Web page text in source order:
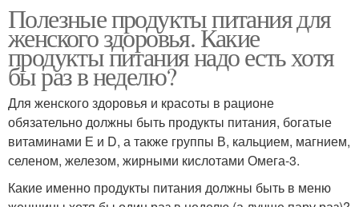
Полезные продукты питания для
женского здоровья. Какие
продукты питания надо есть хотя
бы раз в неделю?
Для женского здоровья и красоты в рационе
обязательно должны быть продукты питания, богатые
витаминами Е и D, а также группы В, кальцием, магнием,
селеном, железом, жирными кислотами Омега-3.
Какие именно продукты питания должны быть в меню